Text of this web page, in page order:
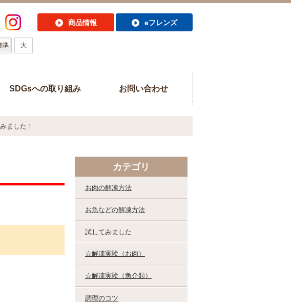
商品情報 eフレンズ
準 大
SDGsへの取り組み お問い合わせ
ました！
カテゴリ
お肉の解凍方法
お魚などの解凍方法
試してみました
☆解凍実験（お肉）
☆解凍実験（魚介類）
調理のコツ